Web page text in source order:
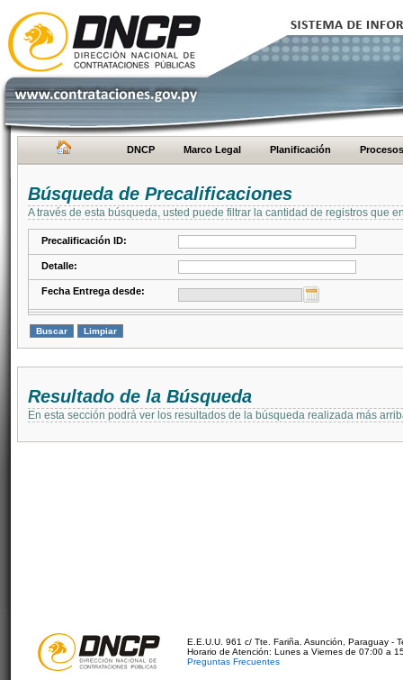
DNCP Marco Legal Planificación Procesos
Búsqueda de Precalificaciones
A través de esta búsqueda, usted puede filtrar la cantidad de registros que
Precalificación ID:
Detalle:
Fecha Entrega desde:
Resultado de la Búsqueda
En esta sección podrá ver los resultados de la búsqueda realizada más
E.E.U.U. 961 c/ Tte. Fariña. Asunción, Paraguay -
Horario de Atención: Lunes a Viernes de 07:00 a
Preguntas Frecuentes